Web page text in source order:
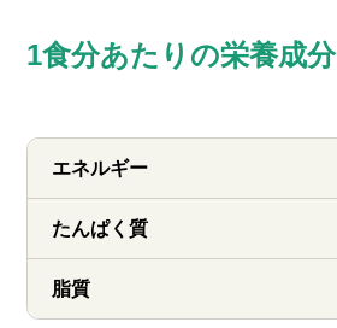
1食分あたりの栄養成分
エネルギー
たんぱく質
脂質